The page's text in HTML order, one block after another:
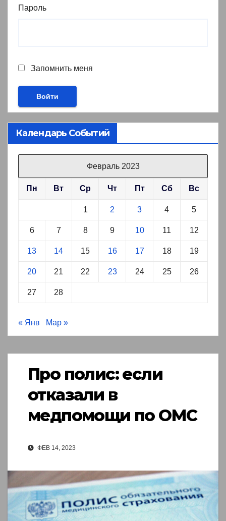
Пароль
Запомнить меня
Календарь Событий
Февраль 2023
Пн Вт Ср Чт Пт Сб Вс
1 2 3 4 5
6 7 8 9 10 11 12
13 14 15 16 17 18 19
20 21 22 23 24 25 26
27 28
« Янв Мар »
Про полис: если
отказали в
медпомощи по ОМС
ФЕВ 14, 2023